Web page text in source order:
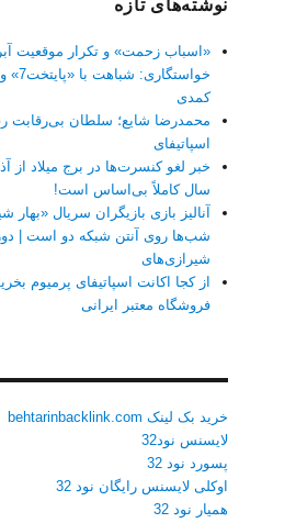
نوشته‌های تازه
«اسباب زحمت» و تکرار موقعیت
کمدی
محمدرضا شایع؛ سلطان بی‌رقابت
اسپاتیفای
خبر لغو کنسرت‌ها در برج میلاد از
سال کاملاً بی‌اساس است!
آنالیز بازی بازیگران سریال «بهار
شب‌ها روی آنتن شبکه دو است |
شیرازی‌های
فروشگاه معتبر ایرانی
خرید بک لینک behtarinbacklink.com
لایسنس نود32
پسورد نود 32
اوکلی لایسنس رایگان نود 32
همیار نود 32